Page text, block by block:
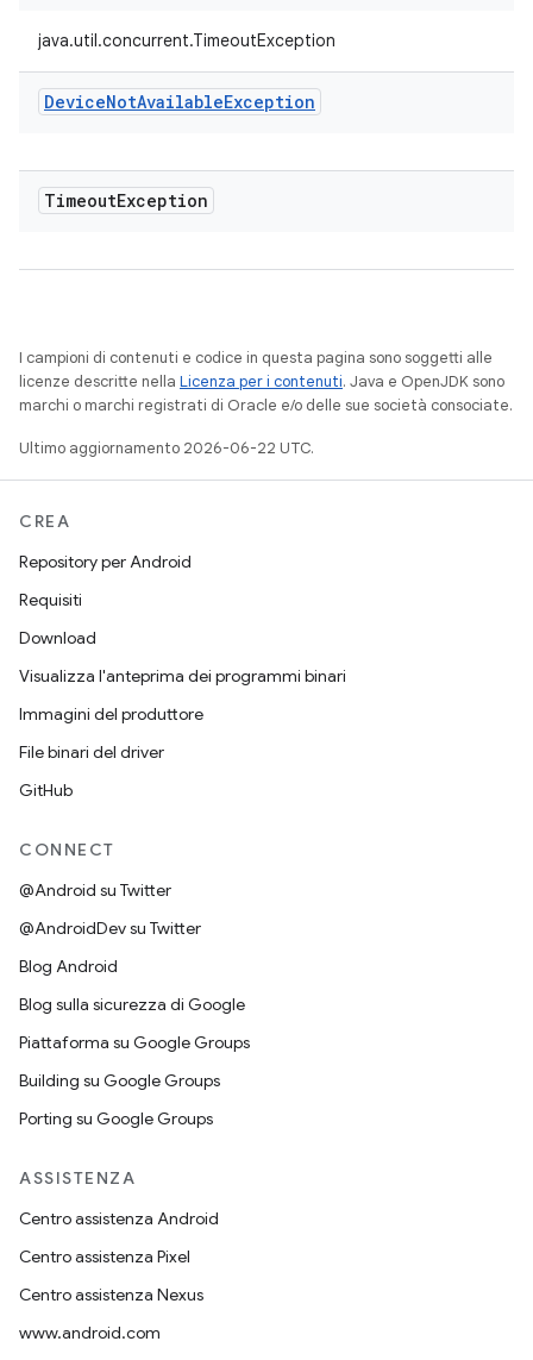
java.util.concurrent.TimeoutException
DeviceNotAvailableException
TimeoutException
I campioni di contenuti e codice in questa pagina sono soggetti alle
licenze descritte nella Licenza per i contenuti. Java e OpenJDK sono
marchi o marchi registrati di Oracle e/o delle sue società consociate.
Ultimo aggiornamento 2026-06-22 UTC.
CREA
Repository per Android
Requisiti
Download
Visualizza l'anteprima dei programmi binari
Immagini del produttore
File binari del driver
GitHub
CONNECT
@Android su Twitter
@AndroidDev su Twitter
Blog Android
Blog sulla sicurezza di Google
Piattaforma su Google Groups
Building su Google Groups
Porting su Google Groups
ASSISTENZA
Centro assistenza Android
Centro assistenza Pixel
Centro assistenza Nexus
www.android.com